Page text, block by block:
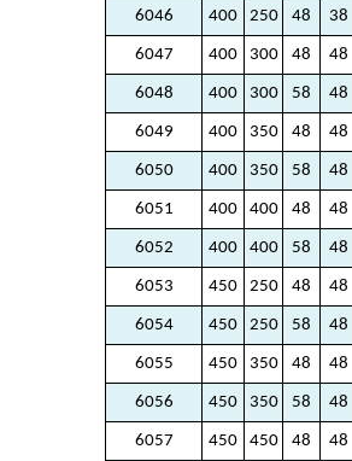
6046 400 250 48 38
6047 400 300 48 48
6048 400 300 58 48
6049 400 350 48 48
6050 400 350 58 48
6051 400 400 48 48
6052 400 400 58 48
6053 450 250 48 48
6054 450 250 58 48
6055 450 350 48 48
6056 450 350 58 48
6057 450 450 48 48